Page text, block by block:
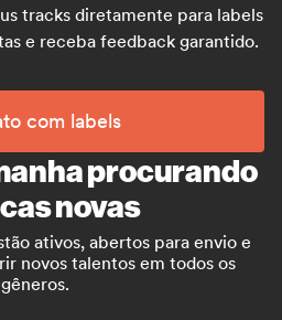
tracks diretamente para labels
e receba feedback garantido.
com labels
procurando
novas
ativos, abertos para envio e
novos talentos em todos os
gêneros.